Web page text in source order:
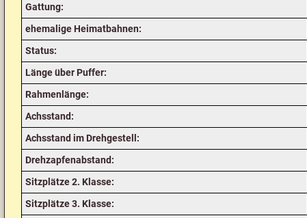
Gattung:
ehemalige Heimatbahnen:
Status:
Länge über Puffer:
Rahmenlänge:
Achsstand:
Achsstand im Drehgestell:
Drehzapfenabstand:
Sitzplätze 2. Klasse:
Sitzplätze 3. Klasse: